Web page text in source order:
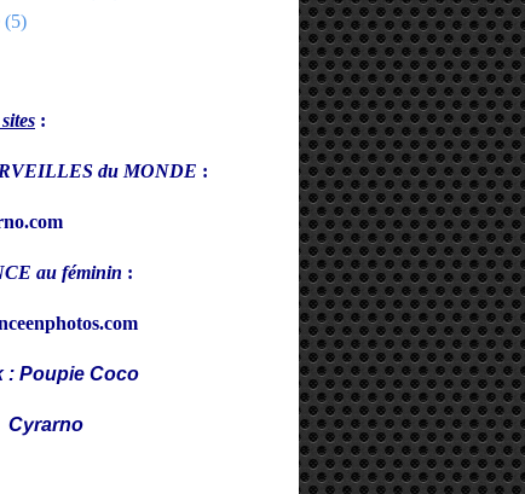
(5)
:
du MONDE :
au féminin :
: Poupie Coco